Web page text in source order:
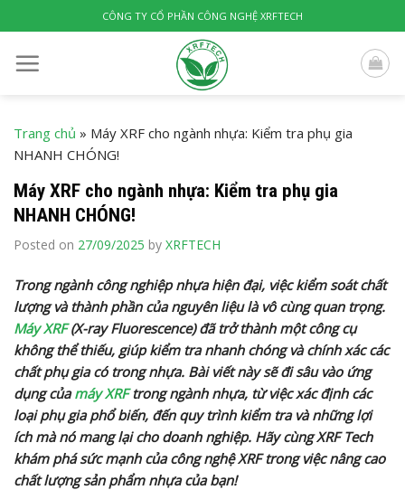
to
content
CÔNG TY CỔ PHẦN CÔNG NGHỆ XRFTECH
Trang chủ » Máy XRF cho ngành nhựa: Kiểm tra phụ gia
NHANH CHÓNG!
Máy XRF cho ngành nhựa: Kiểm tra phụ gia
NHANH CHÓNG!
Posted on 27/09/2025 by XRFTECH
Trong ngành công nghiệp nhựa hiện đại, việc kiểm soát chất
lượng và thành phần của nguyên liệu là vô cùng quan trọng.
Máy XRF(X-ray Fluorescence) đã trở thành một công cụ
không thể thiếu, giúp kiểm tra nhanh chóng và chính xác các
chất phụ gia có trong nhựa. Bài viết này sẽ đi sâu vào ứng
dụng củamáy XRFtrong ngành nhựa, từ việc xác định các
loại phụ gia phổ biến, đến quy trình kiểm tra và những lợi
ích mà nó mang lại cho doanh nghiệp. Hãy cùng XRF Tech
khám phá sức mạnh của công nghệ XRF trong việc nâng cao
chất lượng sản phẩm nhựa của bạn!